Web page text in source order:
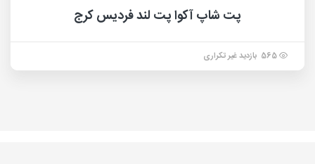
پت شاپ آکوا پت لند فردیس کرج
565 بازدید غیر تکراری